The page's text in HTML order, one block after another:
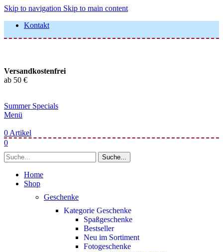
Skip to navigation Skip to main content
Kontakt
Versandkostenfrei
ab 50 €
Summer Specials
Menü
0 Artikel
0
Suche...
Home
Shop
Geschenke
Kategorie Geschenke
Spaßgeschenke
Bestseller
Neu im Sortiment
Fotogeschenke